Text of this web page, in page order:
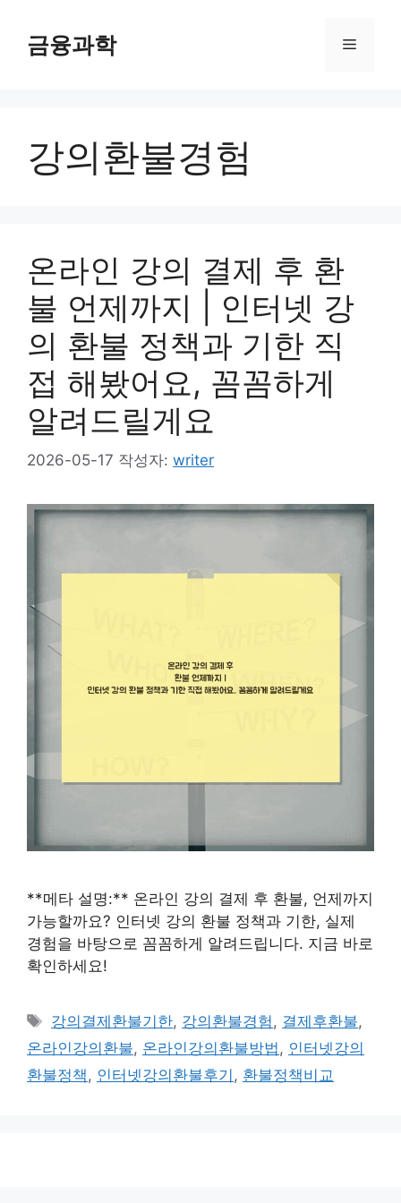
금융과학 메
강의환불경험
온라인 강의 결제 후 환
불 언제까지 | 인터넷 강
의 환불 정책과 기한 직
접 해봤어요, 꼼꼼하게
알려드릴게요
2026-05-17 작성자: writer
**메타 설명:** 온라인 강의 결제 후 환불, 언제까지
가능할까요? 인터넷 강의 환불 정책과 기한, 실제
경험을 바탕으로 꼼꼼하게 알려드립니다. 지금 바로
확인하세요!
태
그
강의결제환불기한, 강의환불경험 , 결제후환불,
온라인강의환불, 온라인강의환불방법 , 인터넷강의
환불정책 , 인터넷강의환불후기 , 환불정책비교